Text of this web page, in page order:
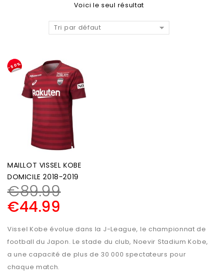
Voici le seul résultat
Tri par défaut
-50%
MAILLOT VISSEL KOBE
DOMICILE 2018-2019
€89.99
€44.99
Vissel Kobe évolue dans la J-League, le championnat de
football du Japon. Le stade du club, Noevir Stadium Kobe,
a une capacité de plus de 30 000 spectateurs pour
chaque match.